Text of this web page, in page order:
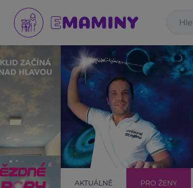
AKTUÁLNĚ PRO ŽENY